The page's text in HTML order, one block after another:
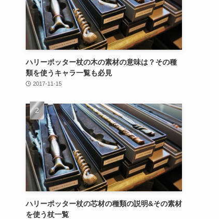
ハリーポッター杖の木の素材の意味は？その種
類を使うキャラ一覧も必見
2017-11-15
ハリーポッター杖の芯材の種類の説明&その素材
を使う杖一覧